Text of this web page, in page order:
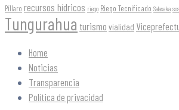
Píllaro recursos hídricos riego Riego Tecnificado Salasaka
Tungurahua turismo vialidad
Home
Noticias
Transparencia
Política de privacidad